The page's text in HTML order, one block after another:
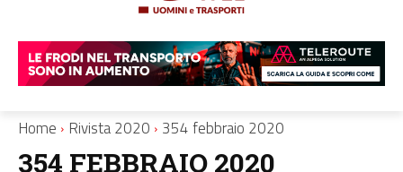
Home Rivista 2020 354 febbraio 2020
354 FEBBRAIO 2020